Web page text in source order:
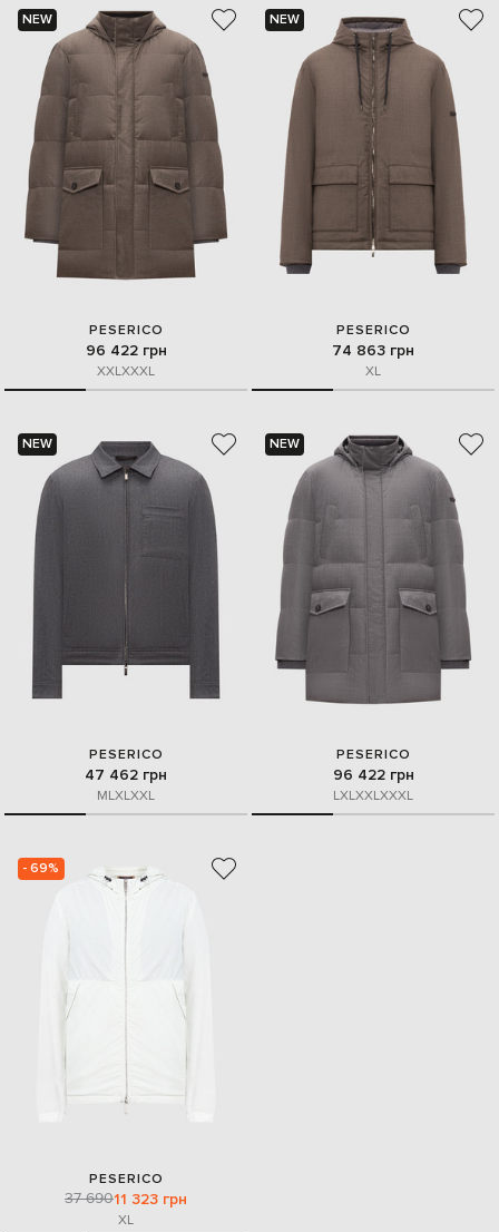
NEW
PESERICO
96 422 грн
XXLXXXL
NEW
PESERICO
74 863 грн
XL
NEW
PESERICO
47 462 грн
MLXLXXL
NEW
PESERICO
96 422 грн
LXLXXLXXXL
- 69%
PESERICO
37 69011 323 грн
XL